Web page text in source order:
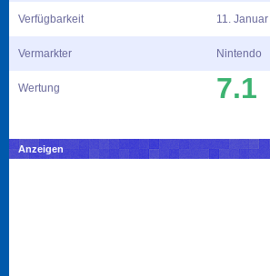
Verfügbarkeit 11.
Vermarkter Nintendo
Wertung 7.1
Anzeigen